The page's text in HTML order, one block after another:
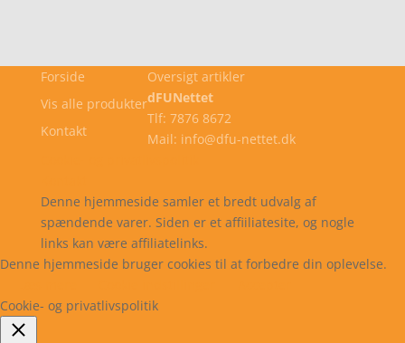
Forside
Vis alle produkter
Kontakt
Oversigt artikler
dFUNettet
Tlf: 7876 8672
Mail: info@dfu-nettet.dk
Denne hjemmeside samler et bredt udvalg af
spændende varer. Siden er et affiiliatesite, og nogle
links kan være affiliatelinks.
Denne hjemmeside bruger cookies til at forbedre din oplevelse.
Cookie- og privatlivspolitik